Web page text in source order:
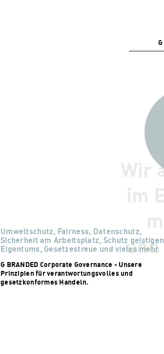
Wir
im
und
Umweltschutz, Fairness, Datenschutz,
Sicherheit am Arbeitsplatz, Schutz geistigen
Eigentums, Gesetzestreue und vieles mehr.
G BRANDED Corporate Governance - Unsere
Prinzipien für verantwortungsvolles und
gesetzkonformes Handeln.